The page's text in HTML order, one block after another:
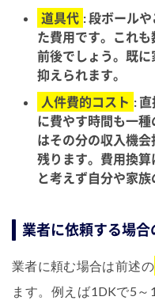
道具代 : 段ボール
た費用です。これ
前後でしょう。既
抑えられます。
人件費的コスト :
に費やす時間も一
はその分の収入機
残ります。費用換算
と考えず自分や家族
業者に依頼する場合
業者に頼む場合は前述の
ます。例えば1DKで5